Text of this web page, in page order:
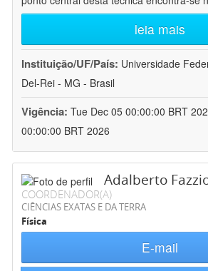
leia mais
Instituição/UF/País: Universidade
Del-Rei - MG - Brasil
Vigência: Tue Dec 05 00:00:00 BRT
00:00:00 BRT 2026
Adalberto
COORDENADOR(A)
CIÊNCIAS EXATAS E DA TERRA
Física
E-mail